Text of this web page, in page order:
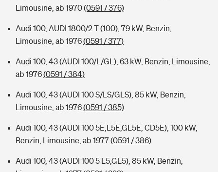
Limousine, ab 1970(0591 / 376)
Audi 100, AUDI 1800/2 T (100), 79 kW, Benzin,
Limousine, ab 1976(0591 / 377)
Audi 100, 43 (AUDI 100/L/GL), 63 kW, Benzin, Limousine,
ab 1976(0591 / 384)
Audi 100, 43 (AUDI 100 S/LS/GLS), 85 kW, Benzin,
Limousine, ab 1976(0591 / 385)
Audi 100, 43 (AUDI 100 5E,L5E,GL5E, CD5E), 100 kW,
Benzin, Limousine, ab 1977(0591 / 386)
Audi 100, 43 (AUDI 100 5 L5,GL5), 85 kW, Benzin,